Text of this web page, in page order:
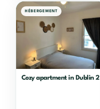
HÉBERGEMENT
Cozy apartment in Dublin 2